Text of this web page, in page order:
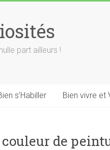
part ailleurs !
s’Habiller Bien vivre et
de